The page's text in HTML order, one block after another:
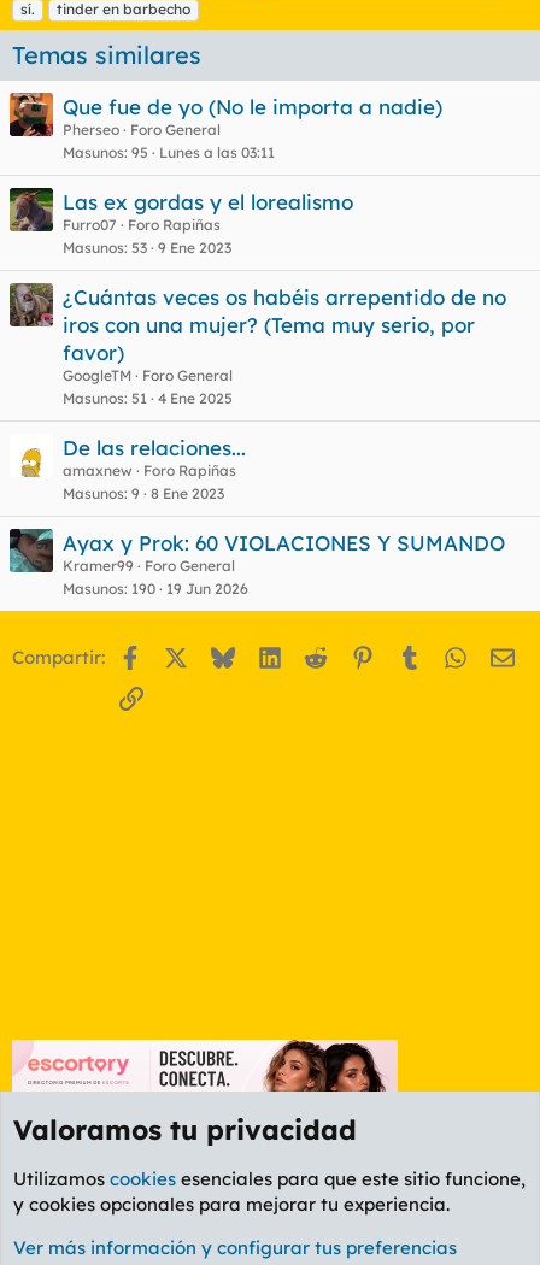
u
e
t
a
s
sí.
tinder en barbecho
Temas similares
Que fue de yo (No le importa a nadie)
Pherseo
Foro General
Masunos 95 Lunes a las 03:11
Las ex gordas y el lorealismo
Furro07
Foro Rapiñas
Masunos 53 9 Ene 2023
¿Cuántas veces os habéis arrepentido de no
iros con una mujer? (Tema muy serio, por
favor)
GoogleTM
Foro General
Masunos 51 4 Ene 2025
De las relaciones...
amaxnew
Foro Rapiñas
Masunos 9 8 Ene 2023
Ayax y Prok: 60 VIOLACIONES Y SUMANDO
Kramer99
Foro General
Masunos 190 19 Jun 2026
Compartir: Facebook BlueskyLinkedIn
Reddit Pinterest
Tumblr
Enlace
Foro Rapiñas
Cookies PL OLDSTYLE AMARILLO
Valoramos tu privacidad
Utilizamos cookies esenciales para que este sitio funcione,
y cookies opcionales para mejorar tu experiencia.
Ver más información y configurar tus preferencias